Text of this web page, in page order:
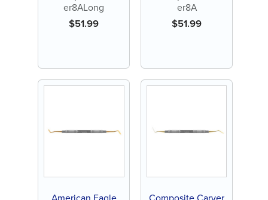
er8ALong
$51.99
er8A
$51.99